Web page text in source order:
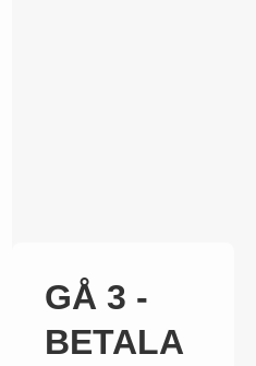
GÅ 3 -
BETALA